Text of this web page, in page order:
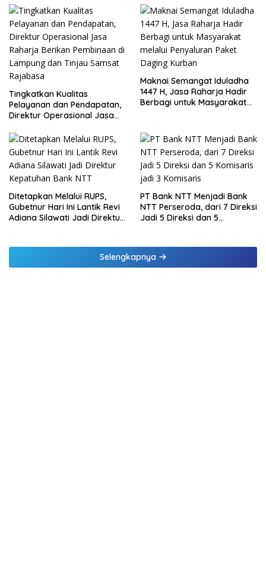
Tingkatkan Kualitas
Pelayanan dan Pendapatan,
Direktur Operasional Jasa
di Lampung dan Tinjau
Samsat Rajabasa
Maknai Semangat Iduladha
1447 H, Jasa Raharja Hadir
Berbagi untuk Masyarakat
Ditetapkan Melalui RUPS,
Gubetnur Hari Ini Lantik Revi
Adiana Silawati Jadi Direktur
PT Bank NTT Menjadi Bank
NTT Perseroda, dari 7 Direksi
Jadi 5 Direksi dan 5
Selengkapnya